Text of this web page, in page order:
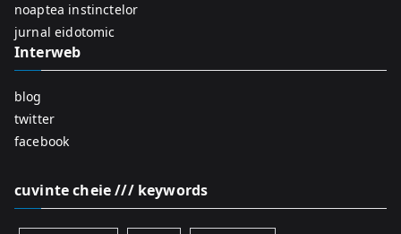
noaptea instinctelor
jurnal eidotomic
Interweb
blog
twitter
facebook
cuvinte cheie /// keywords